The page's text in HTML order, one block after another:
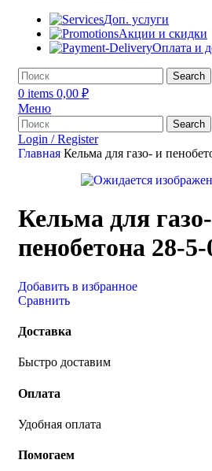
Доп. услуги
Акции и скидки
Оплата и
Search
0 items 0,00 ₽
Меню
Search
Login / Register
Главная Кельма для газо- и
Кельма для
пенобетона 28-
Добавить в избранное
Сравнить
Доставка
Быстро доставим
Оплата
Удобная оплата
Помогаем